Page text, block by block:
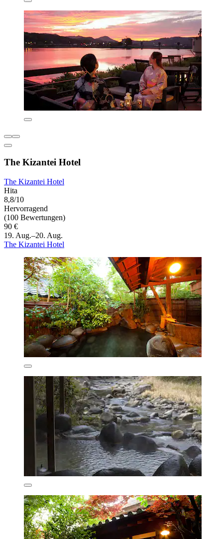
The Kizantei Hotel
The Kizantei Hotel
Hita
8,8/10
Hervorragend
(100 Bewertungen)
90 €
19. Aug.–20. Aug.
The Kizantei Hotel